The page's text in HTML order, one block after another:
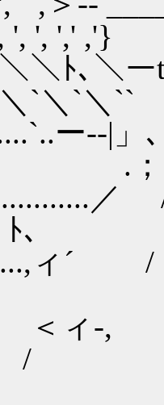
', ', ',' ,'}
ﾄ､＼ー
`＼``
ー--|
.；
ィ
/